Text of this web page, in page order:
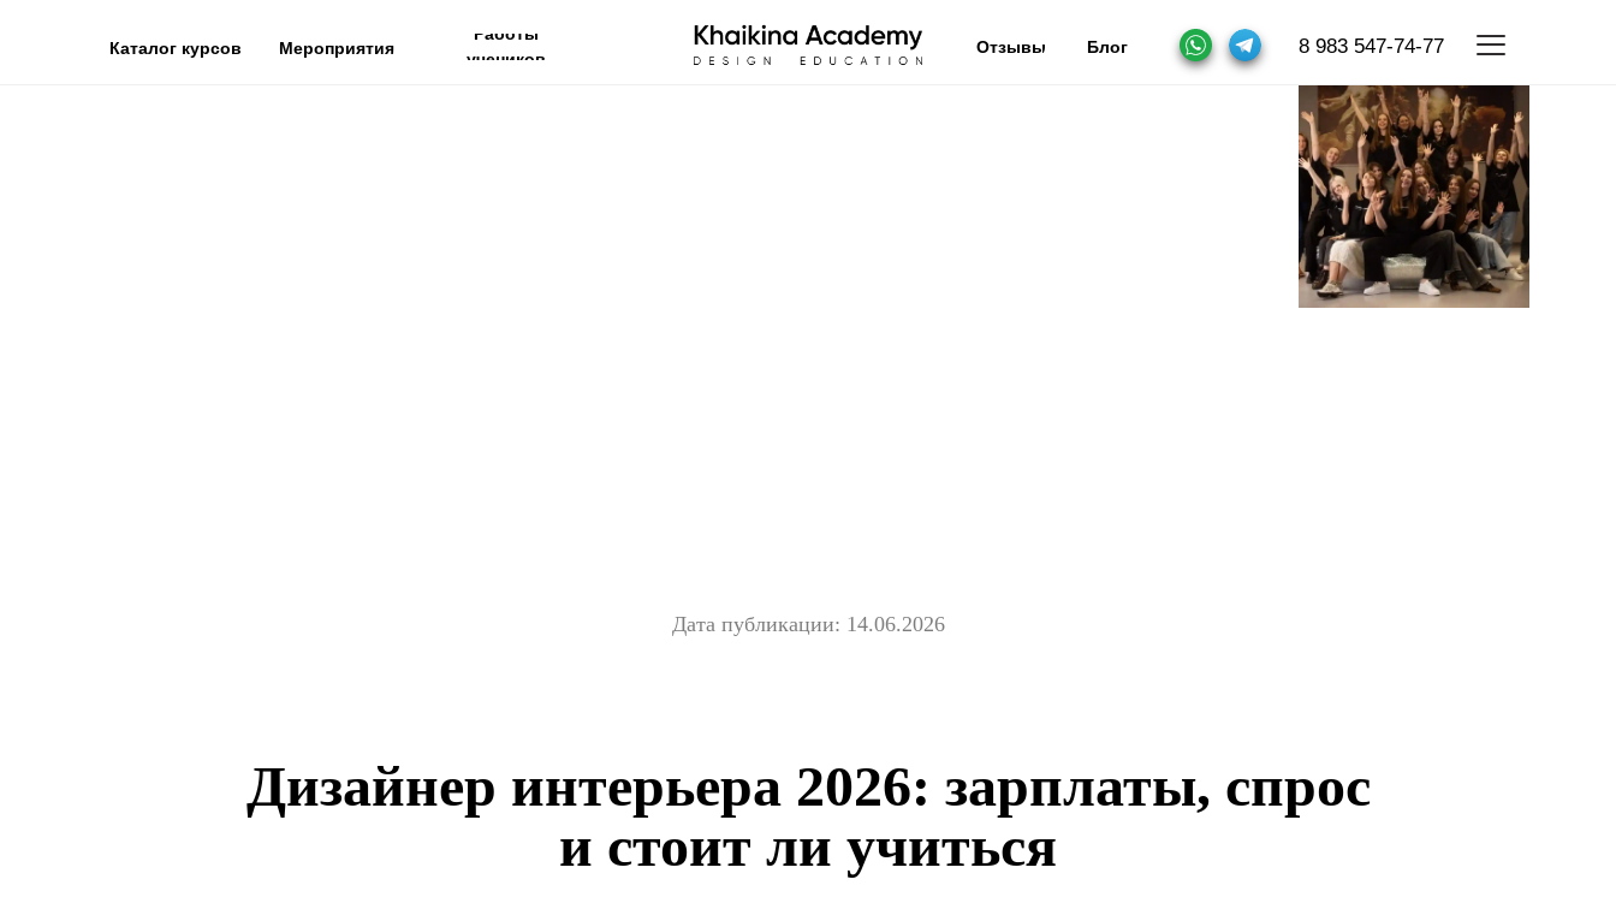
Каталог курсов Мероприятия
Работы
учеников
Отзывы Блог 8 983 547-74-77
Дата публикации: 14.06.2026
Дизайнер интерьера 2026: зарплаты, спрос
и стоит ли учиться